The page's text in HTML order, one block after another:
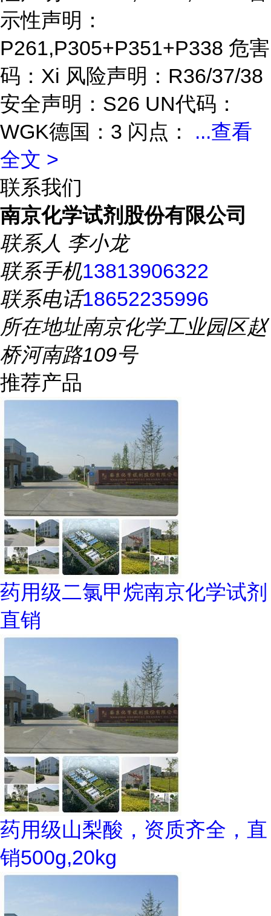
示性声明：
P261,P305+P351+P338 危害
码：Xi 风险声明：R36/37/38
安全声明：S26 UN代码：
WGK德国：3 闪点： ...查看
全文 >
联系我们
南京化学试剂股份有限公司
联系人 李小龙
联系手机13813906322
联系电话18652235996
所在地址南京化学工业园区赵
桥河南路109号
推荐产品
药用级二氯甲烷南京化学试剂
直销
药用级山梨酸，资质齐全，直
销500g,20kg